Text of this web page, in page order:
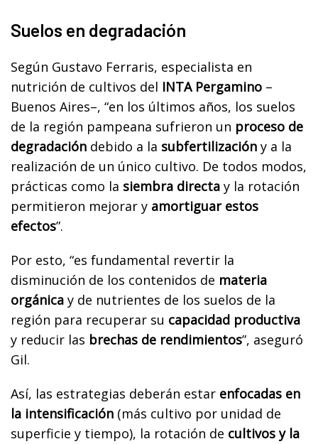
Suelos en degradación
Según Gustavo Ferraris, especialista en
nutrición de cultivos del INTA Pergamino –
Buenos Aires–, “en los últimos años, los suelos
de la región pampeana sufrieron un proceso de
degradación debido a la subfertilización y a la
realización de un único cultivo. De todos modos,
prácticas como la siembra directa y la rotación
permitieron mejorar y amortiguar estos
efectos”.
Por esto, “es fundamental revertir la
disminución de los contenidos de materia
orgánica y de nutrientes de los suelos de la
región para recuperar su capacidad productiva
y reducir las brechas de rendimientos”, aseguró
Gil.
Así, las estrategias deberán estar enfocadas en
la intensificación (más cultivo por unidad de
superficie y tiempo), la rotación de cultivos y la